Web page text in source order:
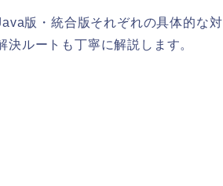
版・統合版それぞれの具体的な対
ルートも丁寧に解説します。